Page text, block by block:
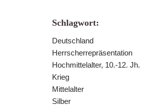
Schlagwort:
Deutschland
Herrscherrepräsentation
Hochmittelalter, 10.-12. Jh.
Krieg
Mittelalter
Silber